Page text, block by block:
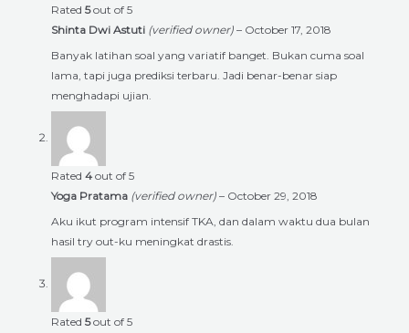
Rated 5out of 5
Shinta Dwi Astuti (verified owner) – October 17, 2018
Banyak latihan soal yang variatif banget. Bukan cuma soal
lama, tapi juga prediksi terbaru. Jadi benar-benar siap
menghadapi ujian.
Rated 4 out of 5
Yoga Pratama (verified owner) – October 29, 2018
Aku ikut program intensif TKA, dan dalam waktu dua bulan
hasil try out-ku meningkat drastis.
Rated 5out of 5